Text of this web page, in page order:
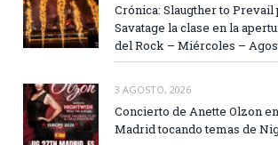
Crónica: Slaugther to Prevail
Savatage la clase en la
del Rock – Miércoles –
3 AGOSTO, 2026
Concierto de Anette Olzon
Madrid tocando temas de